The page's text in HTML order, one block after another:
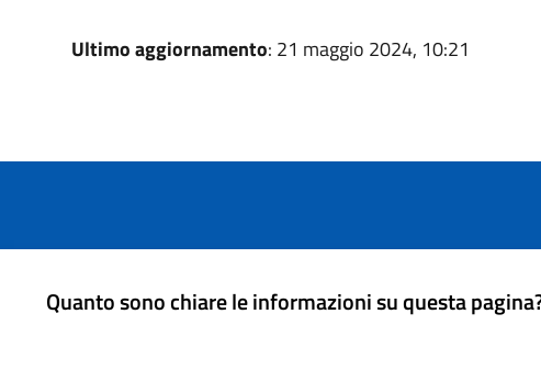
Ultimo aggiornamento: 21 maggio 2024, 10:21
Quanto sono chiare le informazioni su questa